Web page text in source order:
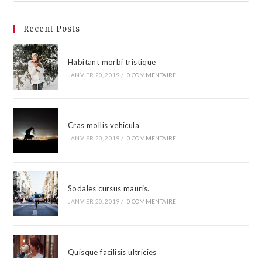
Recent Posts
Habitant morbi tristique
JANVIER 20, 2019 / 0 COMMENTAIRE
Cras mollis vehicula
JANVIER 20, 2019 / 0 COMMENTAIRE
Sodales cursus mauris.
JANVIER 20, 2019 / 0 COMMENTAIRE
Quisque facilisis ultricies